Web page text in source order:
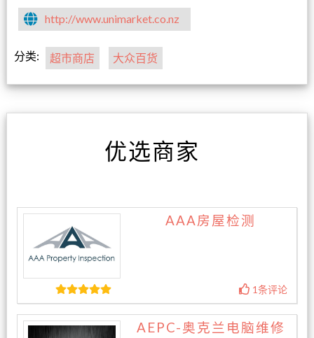
http://www.unimarket.co.nz
分类: 超市商店 大众百货
优选商家
AAA房屋检测
1条评论
AEPC-奥克兰电脑维修